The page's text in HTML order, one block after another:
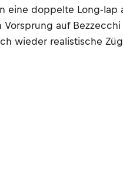
eine doppelte Long-lap
auf
wieder realistische